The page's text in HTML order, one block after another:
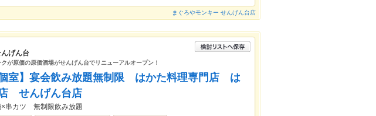
まぐろやモンキー せんげん台店
げん台
が原価の原価酒場がせんげん台でリニューアルオープン！
個室】宴会飲み放題無制限 はかた料理専門店 は
せんげん台店
×串カツ 無制限飲み放題